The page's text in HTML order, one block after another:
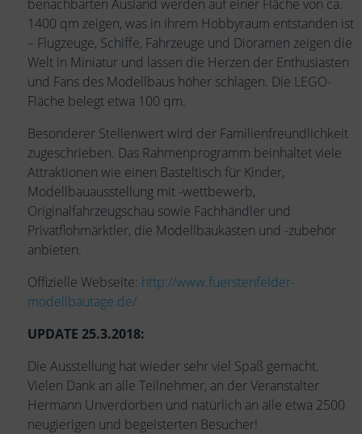
benachbarten Ausland werden auf einer Fläche von ca.
1400 qm zeigen, was in ihrem Hobbyraum entstanden ist
– Flugzeuge, Schiffe, Fahrzeuge und Dioramen zeigen die
Welt in Miniatur und lassen die Herzen der Enthusiasten
und Fans des Modellbaus höher schlagen. Die LEGO-
Fläche belegt etwa 100 qm.
Besonderer Stellenwert wird der Familienfreundlichkeit
zugeschrieben. Das Rahmenprogramm beinhaltet viele
Attraktionen wie einen Basteltisch für Kinder,
Modellbauausstellung mit -wettbewerb,
Originalfahrzeugschau sowie Fachhändler und
Privatflohmärktler, die Modellbaukästen und -zubehör
anbieten.
Offizielle Webseite: http://www.fuerstenfelder-
modellbautage.de/
UPDATE 25.3.2018:
Die Ausstellung hat wieder sehr viel Spaß gemacht.
Vielen Dank an alle Teilnehmer, an der Veranstalter
Hermann Unverdorben und natürlich an alle etwa 2500
neugierigen und begeisterten Besucher!